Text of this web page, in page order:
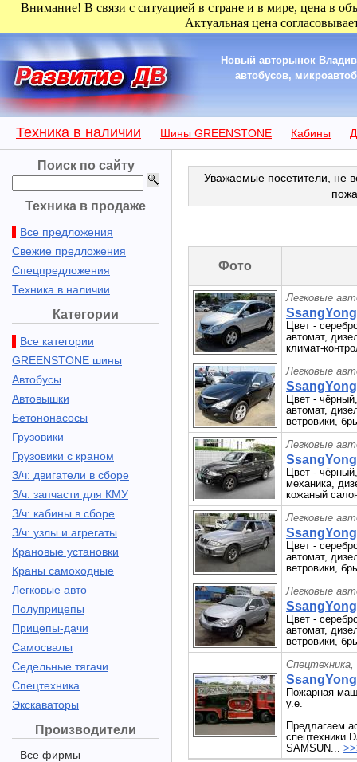
Внимание! В связи с ситуацией в стране и в мире, цена в
Актуальная цена
Новый авторынок
автобусов,
Техника в наличии Шины GREENSTONE Кабины
Поиск по сайту
Техника в продаже
Все предложения
Свежие предложения
Спецпредложения
Техника в наличии
Категории
Все категории
GREENSTONE шины
Автобусы
Автовышки
Бетононасосы
Грузовики
Грузовики с краном
З/ч: двигатели в сборе
З/ч: запчасти для КМУ
З/ч: кабины в сборе
З/ч: узлы и агрегаты
Крановые установки
Краны самоходные
Легковые авто
Полуприцепы
Прицепы-дачи
Самосвалы
Седельные тягачи
Спецтехника
Экскаваторы
Производители
Все фирмы
Уважаемые посетители, не
Фото
Легковые
Цвет -
автомат,
климат-
Легковые
Цвет -
автомат,
ветровики,
Легковые
Цвет -
механика,
кожаный
Легковые
Цвет -
автомат,
ветровики,
Легковые
Цвет -
автомат,
ветровики,
Пожарная
у.е.
Предлагаем
спецтехники
SAMSUN...